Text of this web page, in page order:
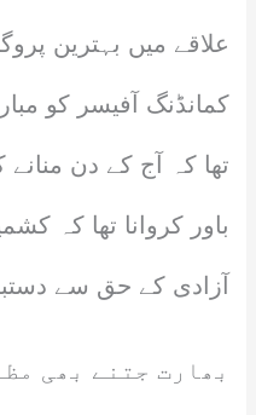
علاقے میں بہترین
کمانڈنگ آفیسر کو
تھا کہ آج کے دن منانے
باور کروانا تھا کہ
آزادی کے حق سے
بھارت جتنے بھی